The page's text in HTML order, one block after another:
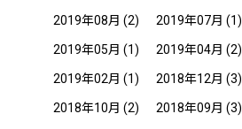
2019年08月 (2) 2019年07月 (1)
2019年05月 (1) 2019年04月 (2)
2019年02月 (1) 2018年12月 (3)
2018年10月 (2) 2018年09月 (3)